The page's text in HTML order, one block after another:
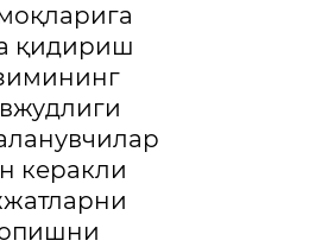
қидириш
керакли